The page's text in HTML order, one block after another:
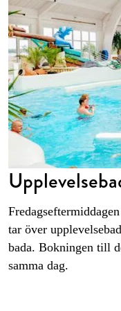
tar över
bada. Bokningen till
samma dag.